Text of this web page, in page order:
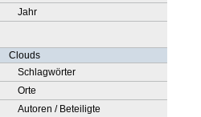
Jahr
Clouds
Schlagwörter
Orte
Autoren / Beteiligte